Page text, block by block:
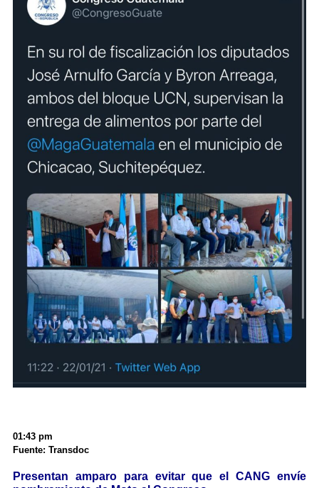
01:43 pm
Fuente: Transdoc
Presentan amparo para evitar que el CANG envíe